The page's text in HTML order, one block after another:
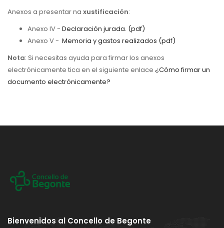
Anexos a presentar na xustificación:
Anexo IV - Declaración jurada. (pdf)
Anexo V - Memoria y gastos realizados (pdf)
Nota: Si necesitas ayuda para firmar los anexos
electrónicamente tica en el siguiente enlace ¿Cómo firmar un
documento electrónicamente?
Bienvenidos al Concello de Begonte